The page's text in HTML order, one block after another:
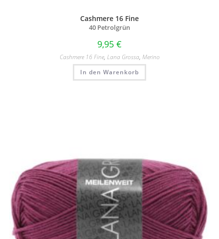
Cashmere 16 Fine
40 Petrolgrün
9,95 €
Cashmere 16 Fine, Lana Grossa, Merino
In den Warenkorb